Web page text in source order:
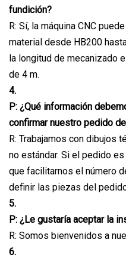
fundición?
R: Sí, la máquina CNC
material desde HB200
la longitud de mecanizado
de 4 m.
4.
P: ¿Qué información
confirmar nuestro pedido
R: Trabajamos con dibujos
no estándar. Si el pedido
que facilitarnos el número
definir las piezas del
5.
P: ¿Le gustaría aceptar la
R: Somos bienvenidos a
6.